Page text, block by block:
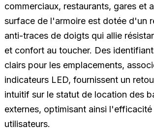
commerciaux, restaurants, gares et
surface de l'armoire est dotée d'un
anti-traces de doigts qui allie
et confort au toucher. Des
clairs pour les emplacements,
indicateurs LED, fournissent un
intuitif sur le statut de location des
externes, optimisant ainsi l'efficacité
utilisateurs.